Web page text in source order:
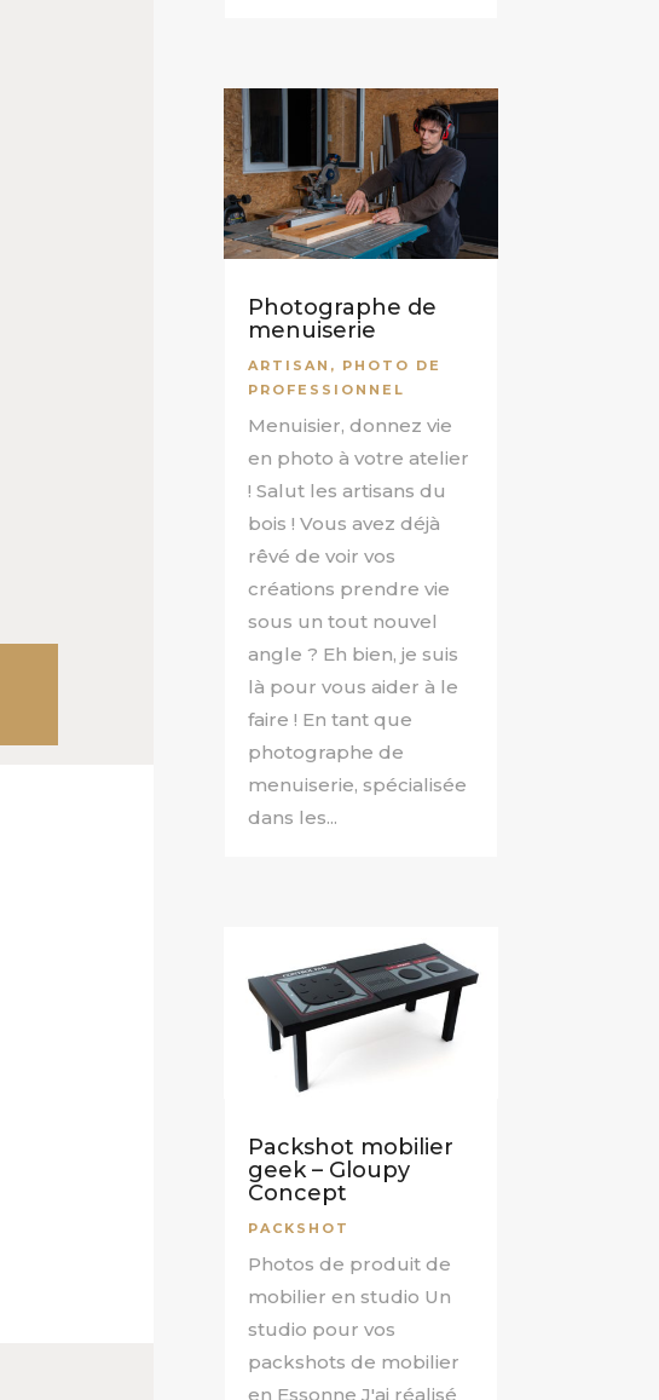
Photographe de
menuiserie
ARTISAN , PHOTO DE
PROFESSIONNEL
Menuisier, donnez vie
en photo à votre atelier
! Salut les artisans du
bois ! Vous avez déjà
rêvé de voir vos
créations prendre vie
sous un tout nouvel
angle ? Eh bien, je suis
là pour vous aider à le
faire ! En tant que
photographe de
menuiserie, spécialisée
dans les...
Packshot mobilier
geek – Gloupy
Concept
PACKSHOT
Photos de produit de
mobilier en studio Un
studio pour vos
packshots de mobilier
en Essonne J'ai réalisé